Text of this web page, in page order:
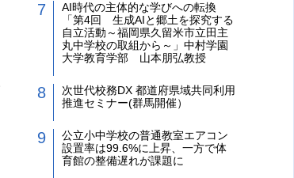
AI時代の主体的な学びへの転換
「第4回 生成AIと郷土を探究する
自立活動～福岡県久留米市立田主
丸中学校の取組から～」中村学園
大学教育学部 山本朋弘教授
次世代校務DX 都道府県域共同利用
推進セミナー(群馬開催）
公立小中学校の普通教室エアコン
設置率は99.6%に上昇、一方で体
育館の整備遅れが課題に